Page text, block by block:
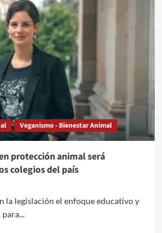
Veganismo - Bienestar Animal
protección animal será
colegios del país
la legislación el enfoque educativo y